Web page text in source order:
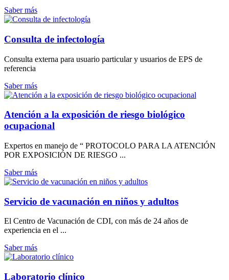
Saber más
Consulta de infectología
Consulta externa para usuario particular y usuarios de EPS de
referencia
Saber más
Atención a la exposición de riesgo biológico
ocupacional
Expertos en manejo de “ PROTOCOLO PARA LA ATENCIÓN
POR EXPOSICIÓN DE RIESGO ...
Saber más
Servicio de vacunación en niños y adultos
El Centro de Vacunación de CDI, con más de 24 años de
experiencia en el ...
Saber más
Laboratorio clínico